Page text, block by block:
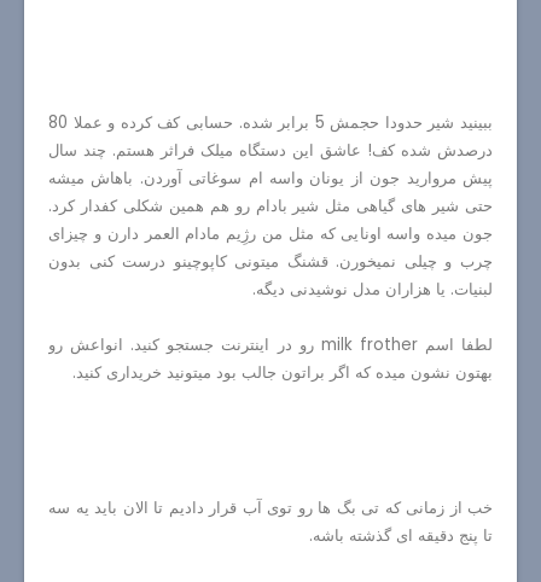
ببینید شیر حدودا حجمش 5 برابر شده. حسابی کف کرده و عملا 80
درصدش شده کف! عاشق این دستگاه میلک فراثر هستم. چند سال
پیش مروارید جون از یونان واسه ام سوغاتی آوردن. باهاش میشه
حتی شیر های گیاهی مثل شیر بادام رو هم همین شکلی کفدار کرد.
جون میده واسه اونایی که مثل من رژِیم مادام العمر دارن و چیزای
چرب و چیلی نمیخورن. قشنگ میتونی کاپوچینو درست کنی بدون
لبنیات. یا هزاران مدل نوشیدنی دیگه.
لطفا اسمmilk frother رو در اینترنت جستجو کنید. انواعش رو
بهتون نشون میده که اگر براتون جالب بود میتونید خریداری کنید.
خب از زمانی که تی بگ ها رو توی آب قرار دادیم تا الان باید یه سه
تا پنج دقیقه ای گذشته باشه.